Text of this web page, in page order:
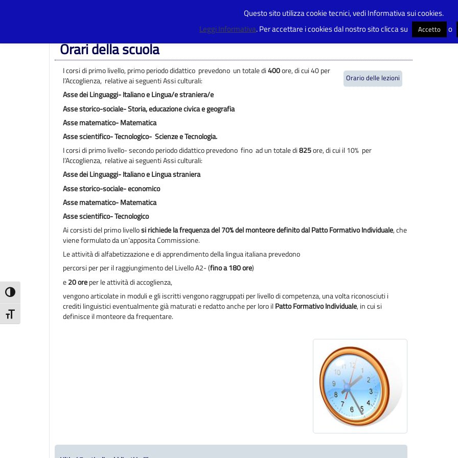
Attiva/disattiva alto contrasto
Attiva/disattiva dimensione testo
Orari della scuola
Orari della scuola
Orario delle lezioni
I corsi di primo livello, primo periodo didattico prevedono un totale di400ore, di cui 40 per
l’Accoglienza, relative ai seguenti Assi culturali:
Asse dei Linguaggi- Italiano e Lingua/e straniera/e
Asse storico-sociale- Storia, educazione civica e geografia
Asse matematico- Matematica
Asse scientifico- Tecnologico- Scienze e Tecnologia.
I corsi di primo livello- secondo periodo didattico prevedono fino ad un totale di825ore, di cui il 10% per
l’Accoglienza, relative ai seguenti Assi culturali:
Asse dei Linguaggi- Italiano e Lingua straniera
Asse storico-sociale- economico
Asse matematico- Matematica
Asse scientifico- Tecnologico
Ai corsisti del primo livellosi richiede la frequenza del 70% del monteore definito dal Patto Formativo Individuale, che
viene formulato da un’apposita Commissione.
Le attività di alfabetizzazione e di apprendimento della lingua italiana prevedono
percorsi per per il raggiungimento del Livello A2- (fino a 180 ore)
e20 oreper le attività di accoglienza,
vengono articolate in moduli e gli iscritti vengono raggruppati per livello di competenza, una volta riconosciuti i
crediti linguistici eventualmente già maturati e redatto anche per loro ilPatto Formativo Individuale, in cui si
definisce il monteore da frequentare.
Questo sito utilizza cookie tecnici, vedi Informativa sui cookies.
Leggi Informativa. Per accettare i cookies dal nostro sito clicca su Accetto o